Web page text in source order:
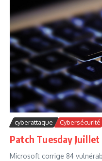
cyberattaque Cybersécurité
Patch Tuesday Juillet
Microsoft corrige 84